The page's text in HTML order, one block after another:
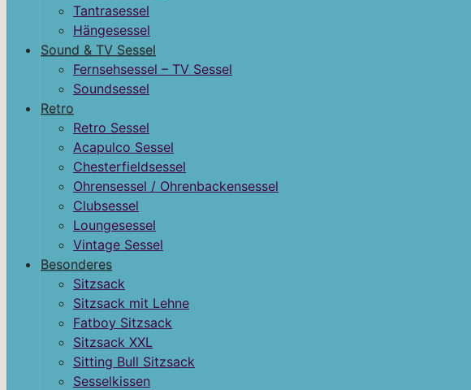
Tantrasessel
Hängesessel
Sound & TV Sessel
Fernsehsessel – TV Sessel
Soundsessel
Retro
Retro Sessel
Acapulco Sessel
Chesterfieldsessel
Ohrensessel / Ohrenbackensessel
Clubsessel
Loungesessel
Vintage Sessel
Besonderes
Sitzsack
Sitzsack mit Lehne
Fatboy Sitzsack
Sitzsack XXL
Sitting Bull Sitzsack
Sesselkissen